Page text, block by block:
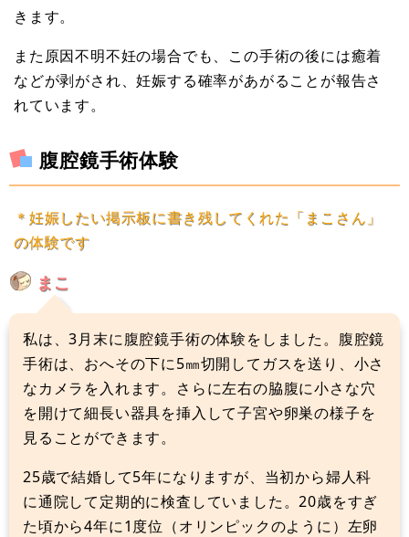
きます。
また原因不明不妊の場合でも、この手術の後には癒着
などが剥がされ、妊娠する確率があがることが報告さ
れています。
腹腔鏡手術体験
＊妊娠したい掲示板に書き残してくれた「まこさん」
の体験です
まこ
私は、3月末に腹腔鏡手術の体験をしました。腹腔鏡
手術は、おへその下に5㎜切開してガスを送り、小さ
なカメラを入れます。さらに左右の脇腹に小さな穴
を開けて細長い器具を挿入して子宮や卵巣の様子を
見ることができます。
25歳で結婚して5年になりますが、当初から婦人科
に通院して定期的に検査していました。20歳をすぎ
た頃から4年に1度位（オリンピックのように）左卵